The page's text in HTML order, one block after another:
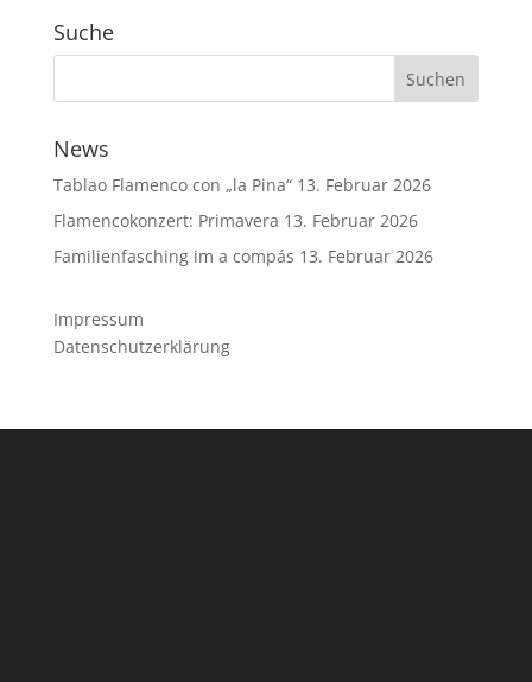
Suche
News
Tablao Flamenco con „la Pina“ 13. Februar 2026
Flamencokonzert: Primavera 13. Februar 2026
Familienfasching im a compás 13. Februar 2026
Impressum
Datenschutzerklärung